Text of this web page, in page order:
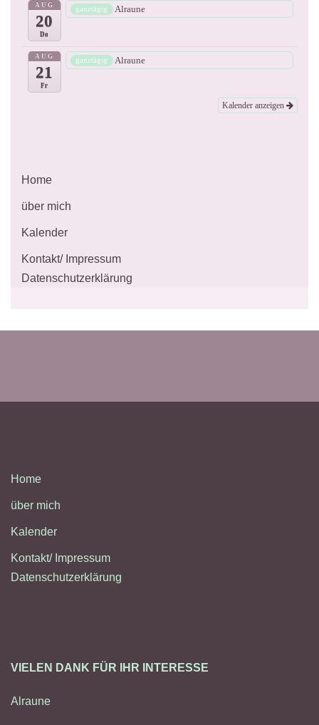
AUG
20
Do
ganztägig Alraune
AUG
21
Fr
ganztägig Alraune
Kalender anzeigen
Home
über mich
Kalender
Kontakt/ Impressum
Datenschutzerklärung
Home
über mich
Kalender
Kontakt/ Impressum
Datenschutzerklärung
VIELEN DANK FÜR IHR INTERESSE
Alraune